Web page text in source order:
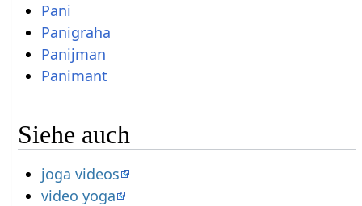
Pani
Panigraha
Panijman
Panimant
Siehe auch
joga videos
video yoga